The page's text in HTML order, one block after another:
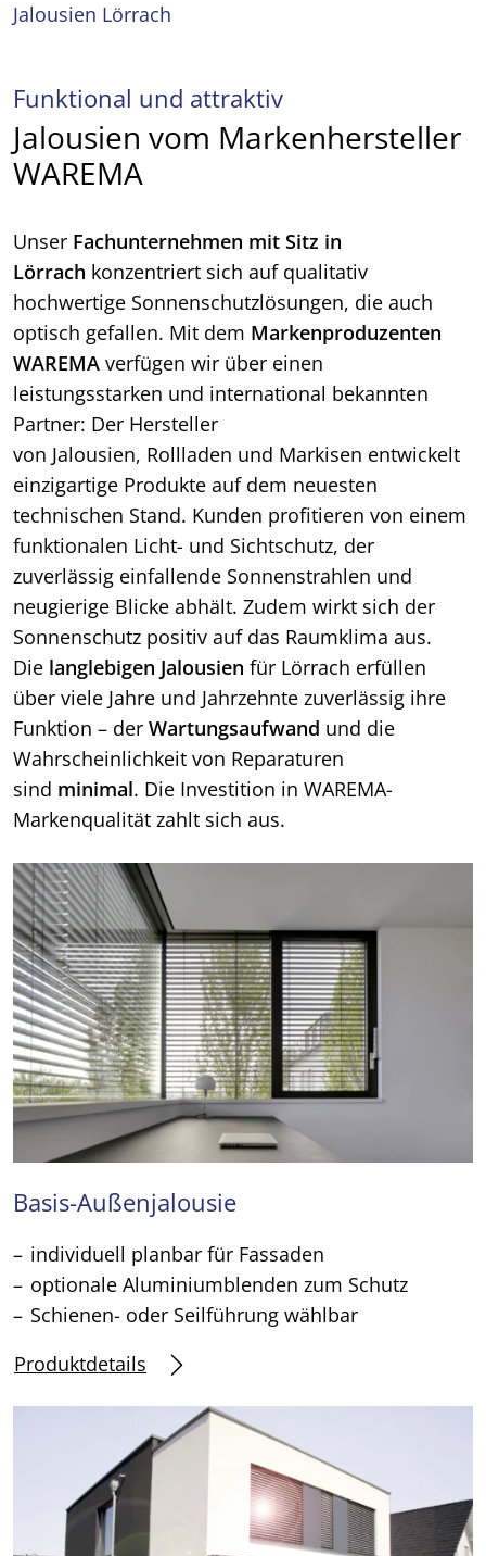
Jalousien Lörrach
Funktional und attraktiv
Jalousien vom Markenhersteller
WAREMA
Unser Fachunternehmen mit Sitz in
Lörrach konzentriert sich auf qualitativ
hochwertige Sonnenschutzlösungen, die auch
optisch gefallen. Mit dem Markenproduzenten
WAREMA verfügen wir über einen
leistungsstarken und international bekannten
Partner: Der Hersteller
von Jalousien, Rollladen und Markisen entwickelt
einzigartige Produkte auf dem neuesten
technischen Stand. Kunden profitieren von einem
funktionalen Licht- und Sichtschutz, der
zuverlässig einfallende Sonnenstrahlen und
neugierige Blicke abhält. Zudem wirkt sich der
Sonnenschutz positiv auf das Raumklima aus.
Die langlebigen Jalousien für Lörrach erfüllen
über viele Jahre und Jahrzehnte zuverlässig ihre
Funktion – der Wartungsaufwand und die
Wahrscheinlichkeit von Reparaturen
sind minimal. Die Investition in WAREMA-
Markenqualität zahlt sich aus.
Basis-Außenjalousie
individuell planbar für Fassaden
optionale Aluminiumblenden zum Schutz
Schienen- oder Seilführung wählbar
Produktdetails